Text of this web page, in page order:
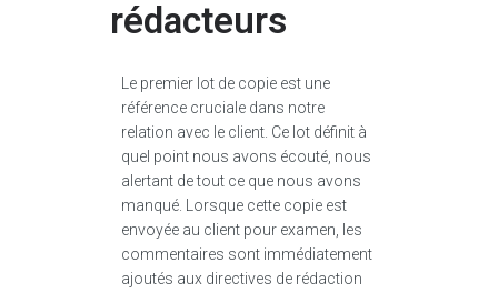
rédacteurs
Le premier lot de copie est une
référence cruciale dans notre
relation avec le client. Ce lot définit à
quel point nous avons écouté, nous
alertant de tout ce que nous avons
manqué. Lorsque cette copie est
envoyée au client pour examen, les
commentaires sont immédiatement
ajoutés aux directives de rédaction